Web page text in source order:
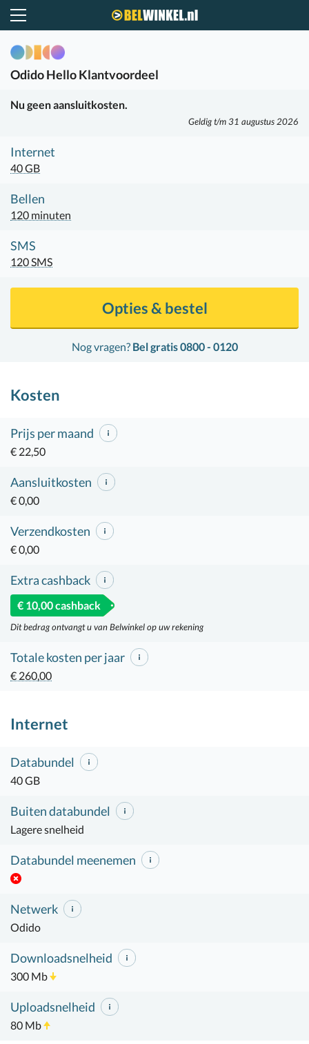
OdidoHello Klantvoordeel
Nu geen aansluitkosten.
Geldig t/m 31 augustus 2026
Internet
40 GB
Bellen
120 minuten
SMS
120 SMS
Nog vragen? Bel gratis 0800 - 0120
Opties & bestel
Kosten
Prijs per maand
€ 22,50
Aansluitkosten
€ 0,00
Verzendkosten
€ 0,00
Extra cashback
€ 10,00 cashback
Dit bedrag ontvangt u van Belwinkel op uw rekening
Totale kosten per jaar
€ 260,00
Internet
Databundel
40 GB
Buiten databundel
Lagere snelheid
Databundel meenemen
Netwerk
Odido
Downloadsnelheid
300 Mb
Uploadsnelheid
80 Mb